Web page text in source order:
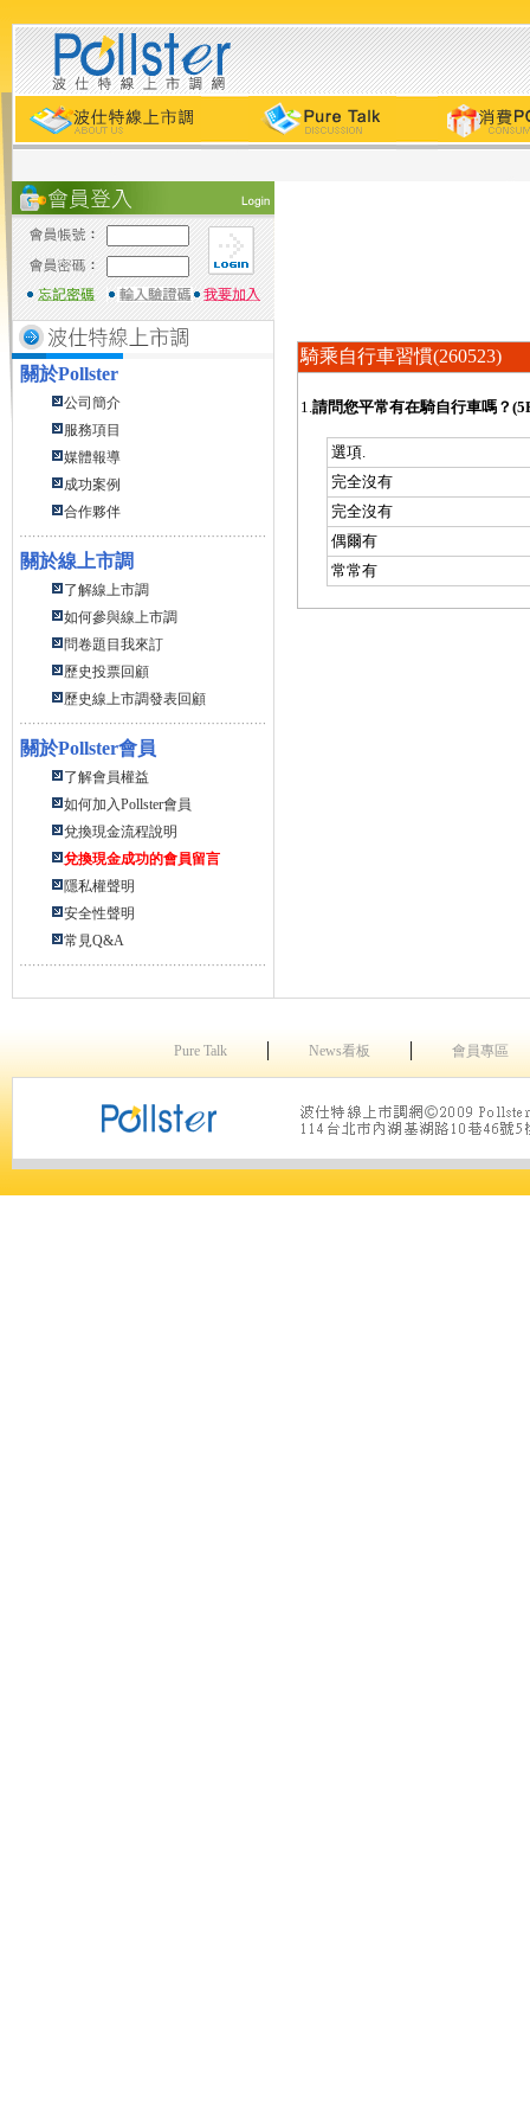
關於Pollster
公司簡介
服務項目
媒體報導
成功案例
合作夥伴
關於線上市調
了解線上市調
如何參與線上市調
問卷題目我來訂
歷史投票回顧
歷史線上市調發表回顧
關於Pollster會員
了解會員權益
如何加入Pollster會員
兌換現金流程說明
兌換現金成功的會員留言
隱私權聲明
安全性聲明
常見Q&A
騎乘自行車習慣(260523)
1.請問您平常有在騎自行車嗎？
選項.
完全沒有
完全沒有
偶爾有
常常有
Pure Talk News看板 會員專區